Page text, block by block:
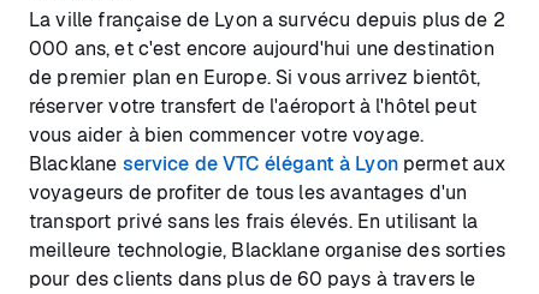
La ville française de Lyon a survécu depuis plus de 2
000 ans, et c'est encore aujourd'hui une destination
de premier plan en Europe. Si vous arrivez bientôt,
réserver votre transfert de l'aéroport à l'hôtel peut
vous aider à bien commencer votre voyage.
Blacklane service de VTC élégant à Lyonpermet aux
voyageurs de profiter de tous les avantages d'un
transport privé sans les frais élevés. En utilisant la
meilleure technologie, Blacklane organise des sorties
pour des clients dans plus de 60 pays à travers le